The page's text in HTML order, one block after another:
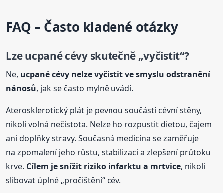
FAQ – Často kladené otázky
Lzeucpané cévyskutečně „vyčistit“?
Ne, ucpané cévy nelze vyčistit ve smyslu odstranění
nánosů, jak se často mylně uvádí.
Aterosklerotický plát je pevnou součástí cévní stěny,
nikoli volná nečistota. Nelze ho rozpustit dietou, čajem
ani doplňky stravy. Současná medicína se zaměřuje
na zpomalení jeho růstu, stabilizaci a zlepšení průtoku
krve. Cílem je snížit riziko infarktu a mrtvice, nikoli
slibovat úplné „pročištění“ cév.